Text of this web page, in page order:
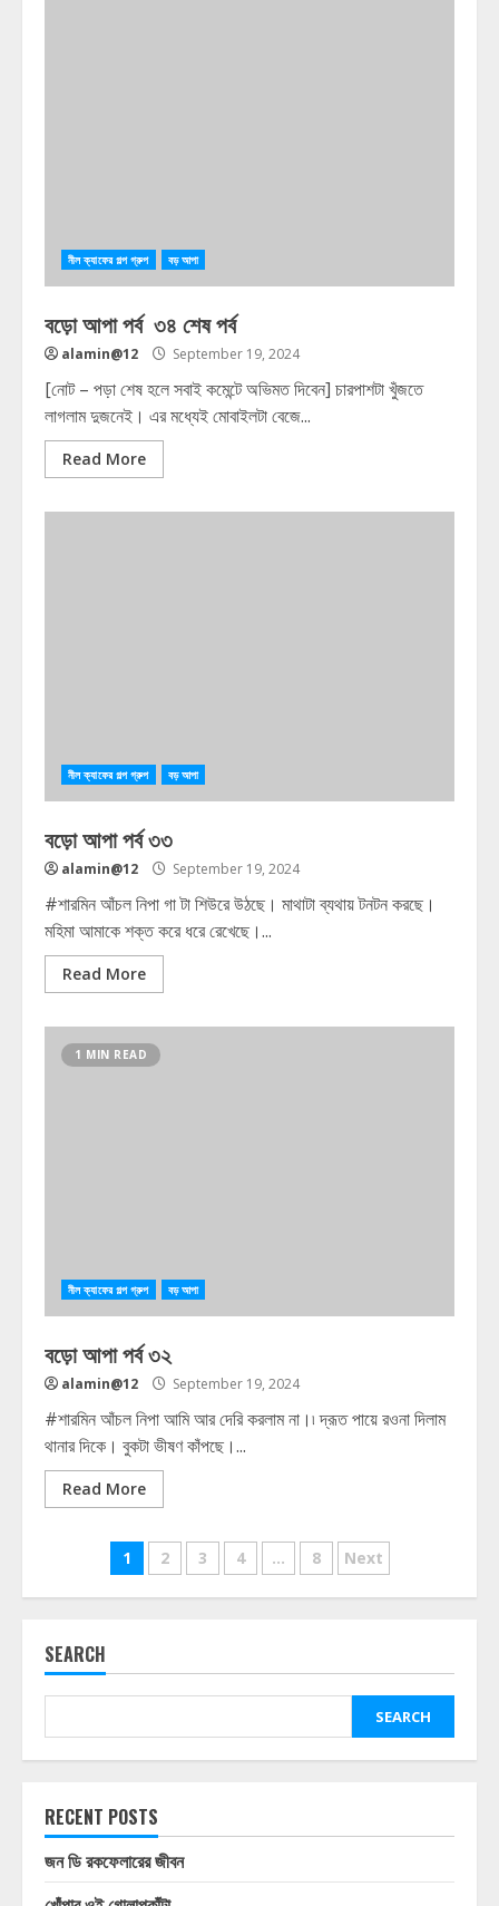
নীল ক্যাফের গল্প গ্রুপ বড় আপা
বড়ো আপা পর্ব ৩৪ শেষ পর্ব
alamin@12 September 19, 2024
[নোট – পড়া শেষ হলে সবাই কমেন্টে অভিমত দিবেন] চারপাশটা খুঁজতে
লাগলাম দুজনেই। এর মধ্যেই মোবাইলটা বেজে...
Read More
নীল ক্যাফের গল্প গ্রুপ বড় আপা
বড়ো আপা পর্ব ৩৩
alamin@12 September 19, 2024
#শারমিন আঁচল নিপা গা টা শিউরে উঠছে। মাথাটা ব্যথায় টনটন করছে।
মহিমা আমাকে শক্ত করে ধরে রেখেছে।...
Read More
1 MIN READ
নীল ক্যাফের গল্প গ্রুপ বড় আপা
বড়ো আপা পর্ব ৩২
alamin@12 September 19, 2024
#শারমিন আঁচল নিপা আমি আর দেরি করলাম না।৷ দ্রূত পায়ে রওনা দিলাম
থানার দিকে। বুকটা ভীষণ কাঁপছে।...
Read More
Posts
pagination
1 2 3 4 … 8 Next
SEARCH
SEARCH
RECENT POSTS
জন ডি রকফেলারের জীবন